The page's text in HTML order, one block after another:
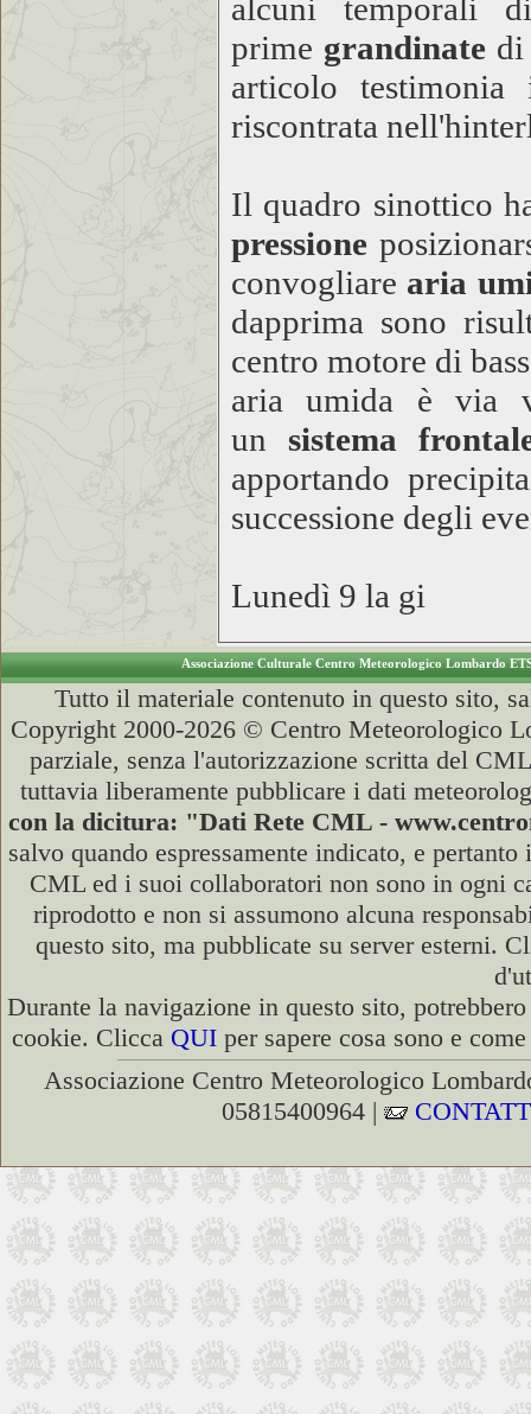
alcuni temporali
prime grandinate di
articolo
riscontrata
Il quadro sinottico
pressione
convogliare aria
dapprima sono
centro motore di
aria umida è via
un sistema
apportando
successione degli
Lunedì 9 la gi
Associazione Culturale Centro Meteorologico Lombardo
Tutto il materiale contenuto in questo sito,
Copyright 2000-2026 © Centro Meteorologico
parziale, senza l'autorizzazione scritta del
tuttavia liberamente pubblicare i dati
con la dicitura: "Dati Rete CML -
salvo quando espressamente indicato, e
CML ed i suoi collaboratori non sono in ogni
riprodotto e non si assumono alcuna
questo sito, ma pubblicate su server esterni.
Durante la navigazione in questo sito,
cookie. Clicca QUI per sapere cosa sono e
Associazione Centro Meteorologico
05815400964 |